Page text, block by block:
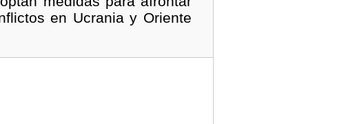
en Ucrania y Oriente